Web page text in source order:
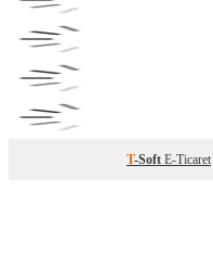
T-Soft E-Ticaret